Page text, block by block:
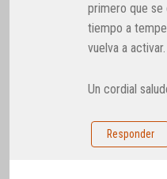
primero que se
tiempo a
vuelva a activar.
Un cordial
Responder